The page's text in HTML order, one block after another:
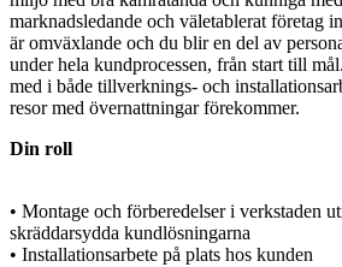
marknadsledande och väletablerat företag
är omväxlande och du blir en del av
under hela kundprocessen, från start till
med i både tillverknings- och
resor med övernattningar förekommer.
Din roll
• Montage och förberedelser i verkstaden
skräddarsydda kundlösningarna
• Installationsarbete på plats hos kunden